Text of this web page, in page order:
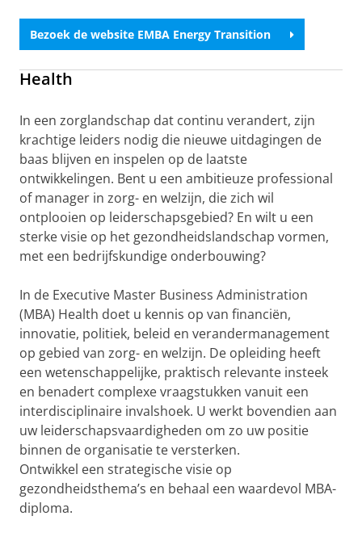
Bezoek de website EMBA Energy Transition
Health
In een zorglandschap dat continu verandert, zijn
krachtige leiders nodig die nieuwe uitdagingen de
baas blijven en inspelen op de laatste
ontwikkelingen. Bent u een ambitieuze professional
of manager in zorg- en welzijn, die zich wil
ontplooien op leiderschapsgebied? En wilt u een
sterke visie op het gezondheidslandschap vormen,
met een bedrijfskundige onderbouwing?
In de Executive Master Business Administration
(MBA) Health doet u kennis op van financiën,
innovatie, politiek, beleid en verandermanagement
op gebied van zorg- en welzijn. De opleiding heeft
een wetenschappelijke, praktisch relevante insteek
en benadert complexe vraagstukken vanuit een
interdisciplinaire invalshoek. U werkt bovendien aan
uw leiderschapsvaardigheden om zo uw positie
binnen de organisatie te versterken.
Ontwikkel een strategische visie op
gezondheidsthema’s en behaal een waardevol MBA-
diploma.